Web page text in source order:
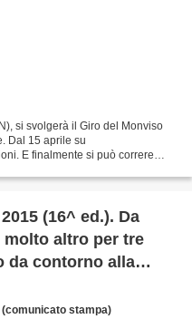
si svolgerà il Giro del Monviso
Dal 15 aprile su
E finalmente si può correre
(16^ ed.). Da
molto altro per tre
da contorno alla
stampa)